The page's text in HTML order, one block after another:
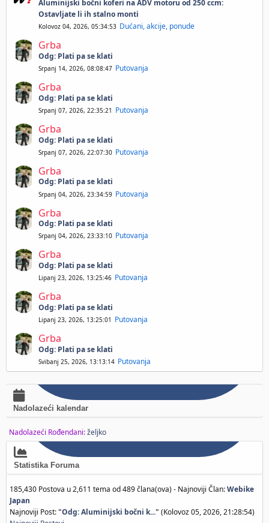
Aluminijski bočni koferi na ADV motoru od 250 ccm:
Ostavljate li ih stalno monti
Kolovoz 04, 2026, 05:34:53 Dućani, akcije, ponude
Grba
Odg: Plati pa se klati
Srpanj 14, 2026, 08:08:47 Putovanja
Grba
Odg: Plati pa se klati
Srpanj 07, 2026, 22:35:21 Putovanja
Grba
Odg: Plati pa se klati
Srpanj 07, 2026, 22:07:30 Putovanja
Grba
Odg: Plati pa se klati
Srpanj 04, 2026, 23:34:59 Putovanja
Grba
Odg: Plati pa se klati
Srpanj 04, 2026, 23:33:10 Putovanja
Grba
Odg: Plati pa se klati
Lipanj 23, 2026, 13:25:46 Putovanja
Grba
Odg: Plati pa se klati
Lipanj 23, 2026, 13:25:01 Putovanja
Grba
Odg: Plati pa se klati
Svibanj 25, 2026, 13:13:14 Putovanja
Nadolazeći kalendar
Nadolazeći Rođendani:željko
Statistika Foruma
185,430 Postova u 2,611 tema od 489 člana(ova) - Najnoviji Član:Webike
Japan
Najnoviji Post:"Odg: Aluminijski bočni k..." (Kolovoz 05, 2026, 21:28:54)